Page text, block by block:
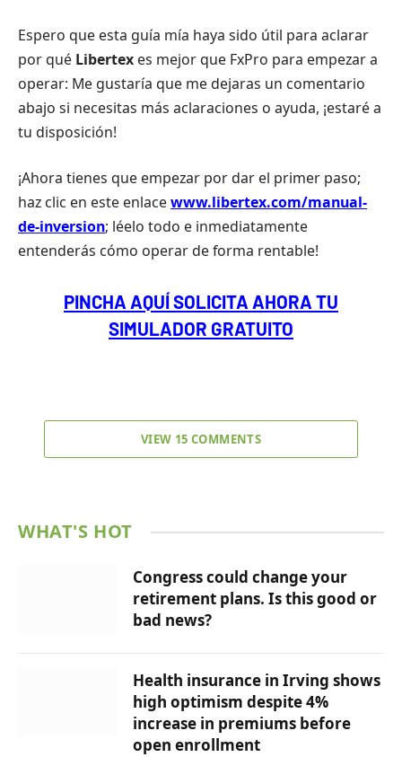
Espero que esta guía mía haya sido útil para aclarar
por qué Libertex es mejor que FxPro para empezar a
operar: Me gustaría que me dejaras un comentario
abajo si necesitas más aclaraciones o ayuda, ¡estaré a
tu disposición!
¡Ahora tienes que empezar por dar el primer paso;
haz clic en este enlacewww.libertex.com/manual-
de-inversion; léelo todo e inmediatamente
entenderás cómo operar de forma rentable!
PINCHA AQUÍ SOLICITA AHORA TU
SIMULADOR GRATUITO
VIEW 15 COMMENTS
WHAT'S HOT
Congress could change your
retirement plans. Is this good or
bad news?
Health insurance in Irving shows
high optimism despite 4%
increase in premiums before
open enrollment